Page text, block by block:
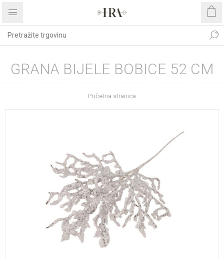
GRANA BIJELE BOBICE 52 CM
Početna stranica